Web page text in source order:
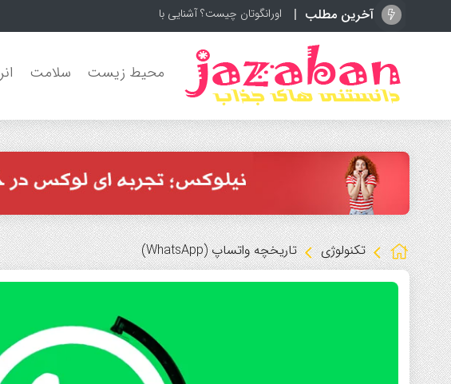
آخرین مطلب اورانگوتان چیست؟ آشنایی با باهوش‌ترین میمون جنگل‌های بارانی
محیط زیست سلامت
تکنولوژی تاریخچه واتساپ (WhatsApp)